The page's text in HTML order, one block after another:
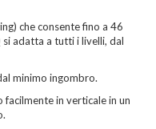
che consente fino a 46
adatta a tutti i livelli, dal
minimo ingombro.
in verticale in un